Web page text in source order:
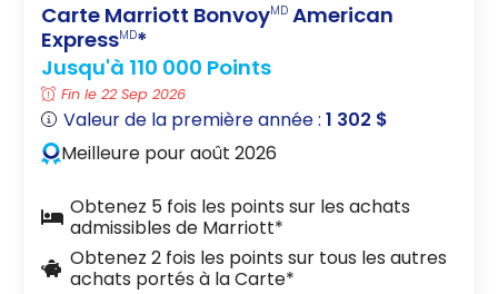
Carte Marriott BonvoyMD American
ExpressMD*
Jusqu'à 110 000 Points
Fin le 22 Sep 2026
Valeur de la première année :1 302 $
Meilleure pour août 2026
Obtenez 5 fois les points sur les achats
admissibles de Marriott*
Obtenez 2 fois les points sur tous les autres
achats portés à la Carte*